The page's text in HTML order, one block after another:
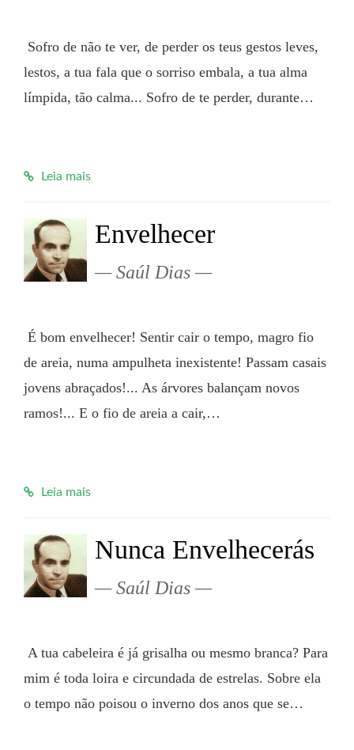
lestos, a tua fala que o sorriso embala, a tua alma
límpida, tão calma... Sofro de te perder, durante…
Leia mais
Envelhecer
Saúl Dias
de areia, numa ampulheta inexistente! Passam casais
jovens abraçados!... As árvores balançam novos
ramos!... E o fio de areia a cair,…
Leia mais
Nunca Envelhecerás
Saúl Dias
mim é toda loira e circundada de estrelas. Sobre ela
o tempo não poisou o inverno dos anos que se…